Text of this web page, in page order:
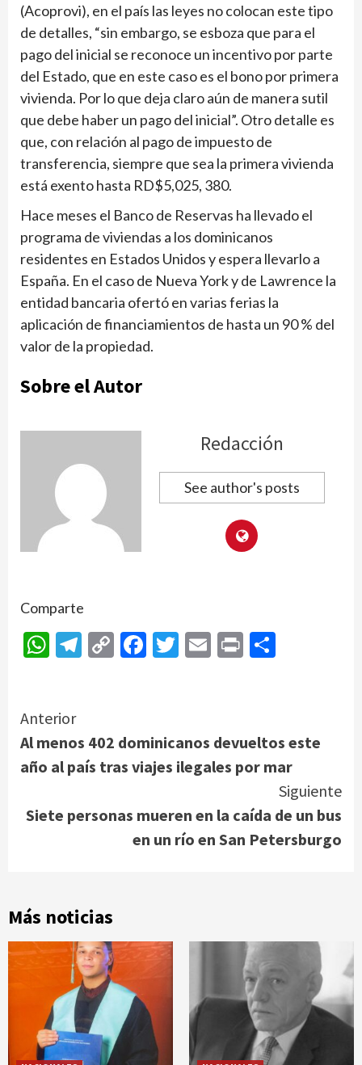
(Acoprovi), en el país las leyes no colocan este tipo
de detalles, “sin embargo, se esboza que para el
pago del inicial se reconoce un incentivo por parte
del Estado, que en este caso es el bono por primera
vivienda. Por lo que deja claro aún de manera sutil
que debe haber un pago del inicial”. Otro detalle es
que, con relación al pago de impuesto de
transferencia, siempre que sea la primera vivienda
está exento hasta RD$5,025, 380.
Hace meses el Banco de Reservas ha llevado el
programa de viviendas a los dominicanos
residentes en Estados Unidos y espera llevarlo a
España. En el caso de Nueva York y de Lawrence la
entidad bancaria ofertó en varias ferias la
aplicación de financiamientos de hasta un 90 % del
valor de la propiedad.
Sobre el Autor
Redacción
See author's posts
Comparte
WhatsApp
Telegram
CopyFacebook
Twitter
Email
Print
Continue
Reading
Anterior
Al menos 402 dominicanos devueltos este
año al país tras viajes ilegales por mar
Siguiente
Siete personas mueren en la caída de un bus
en un río en San Petersburgo
Más noticias